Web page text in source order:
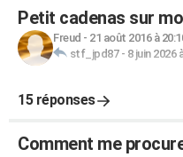
Petit cadenas sur
Freud - 21 août 2016 à
stf_jpd87- 8 juin 2026
15 réponses
Comment me